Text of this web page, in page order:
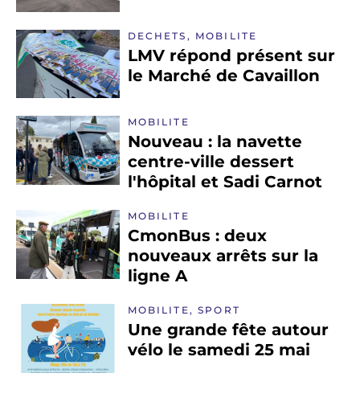
DECHETS, MOBILITE
LMV répond présent sur
le Marché de Cavaillon
MOBILITE
Nouveau : la navette
centre-ville dessert
l'hôpital et Sadi Carnot
MOBILITE
CmonBus : deux
nouveaux arrêts sur la
ligne A
MOBILITE, SPORT
Une grande fête autour
vélo le samedi 25 mai